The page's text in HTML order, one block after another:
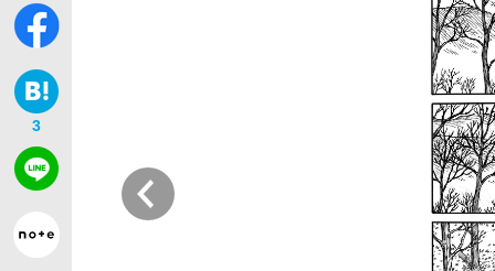
「目標達成できなかったからと言って…」
いまさら聞けない資産運用のすべて
3